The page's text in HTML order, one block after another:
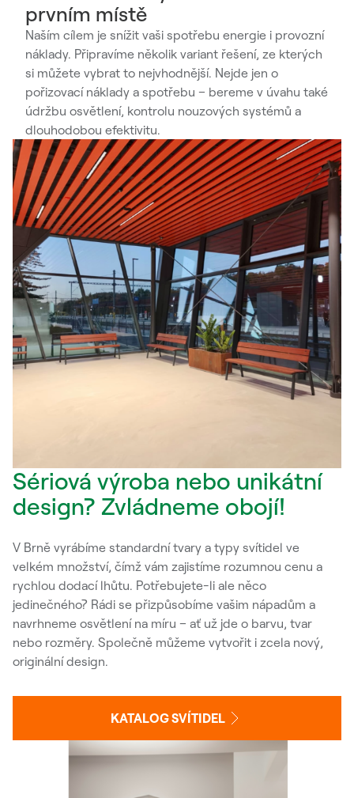
prvním místě
Naším cílem je snížit vaši spotřebu energie i provozní
náklady. Připravíme několik variant řešení, ze kterých
si můžete vybrat to nejvhodnější. Nejde jen o
pořizovací náklady a spotřebu – bereme v úvahu také
údržbu osvětlení, kontrolu nouzových systémů a
dlouhodobou efektivitu.
Sériová výroba nebo unikátní
design? Zvládneme obojí!
V Brně vyrábíme standardní tvary a typy svítidel ve
velkém množství, čímž vám zajistíme rozumnou cenu a
rychlou dodací lhůtu. Potřebujete-li ale něco
jedinečného? Rádi se přizpůsobíme vašim nápadům a
navrhneme osvětlení na míru – ať už jde o barvu, tvar
nebo rozměry. Společně můžeme vytvořit i zcela nový,
originální design.
KATALOG SVÍTIDEL